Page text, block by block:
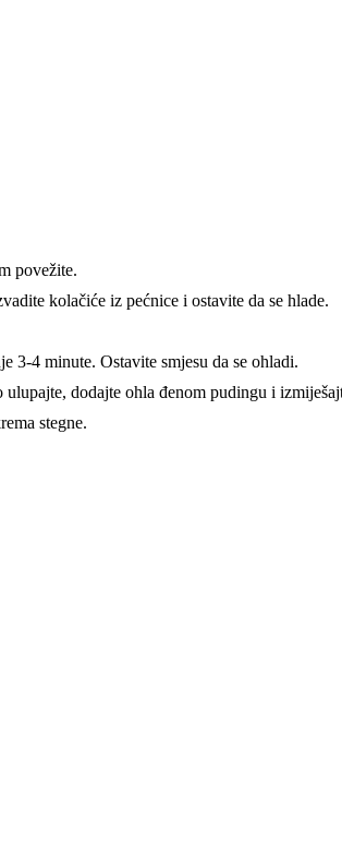
povežite.
kolačiće iz pećnice i ostavite da se hlade.
3-4 minute. Ostavite smjesu da se ohladi.
dodajte ohla đenom pudingu i
stegne.